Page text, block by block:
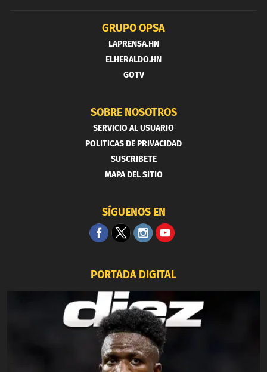
GRUPO OPSA
LAPRENSA.HN
ELHERALDO.HN
GOTV
SOBRE NOSOTROS
SERVICIO AL USUARIO
POLITICAS DE PRIVACIDAD
SUSCRIBETE
MAPA DEL SITIO
SÍGUENOS EN
PORTADA DIGITAL